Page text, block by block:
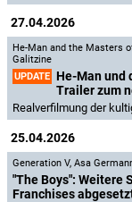
27.04.2026
He-Man and the Masters
Galitzine
UPDATE He-Man und
Trailer zum
Realverfilmung der
25.04.2026
Generation V, Asa
"The Boys": Weitere
Franchises